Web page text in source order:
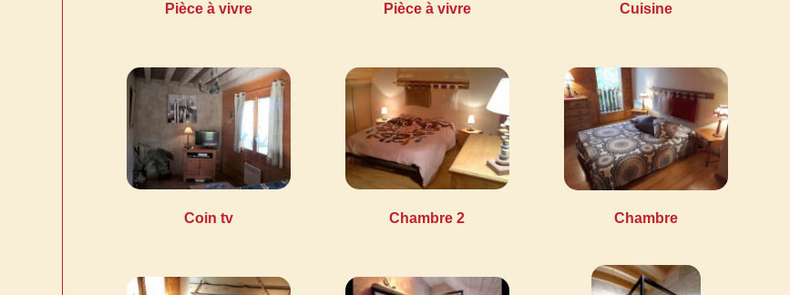
Pièce à vivre Pièce à vivre Cuisine
Coin tv Chambre 2 Chambre